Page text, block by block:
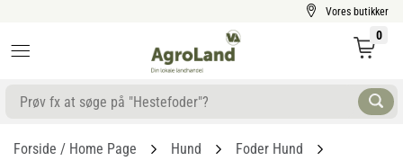
Vores butikker
0
Forside / Home Page Hund
Foder Hund